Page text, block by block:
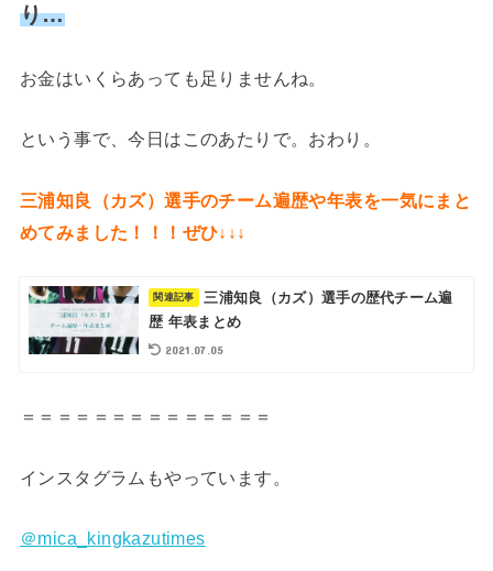
り…
お金はいくらあっても足りませんね。
という事で、今日はこのあたりで。おわり。
三浦知良（カズ）選手のチーム遍歴や年表を一気にまと
めてみました！！！ぜひ↓↓↓
三浦知良（カズ）選手の歴代チーム遍
歴 年表まとめ
2021.07.05
＝＝＝＝＝＝＝＝＝＝＝＝＝＝
インスタグラムもやっています。
＠mica_kingkazutimes